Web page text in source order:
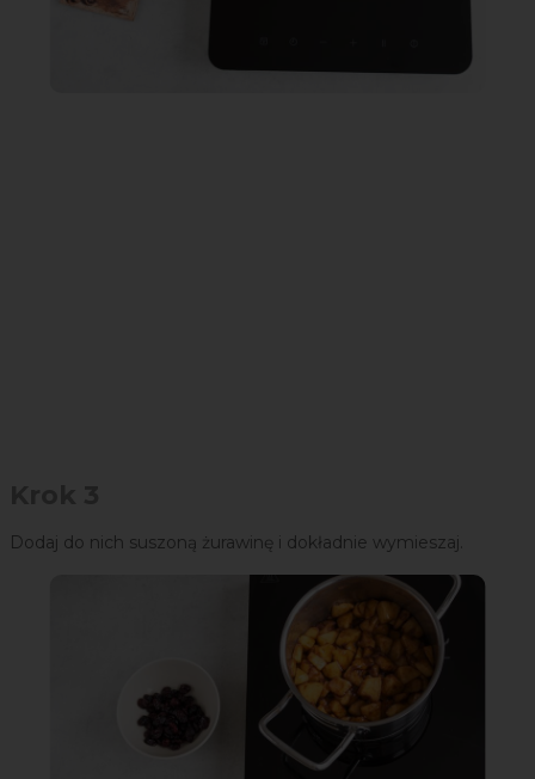
Dodaj do nich suszoną żurawinę i dokładnie wymieszaj.